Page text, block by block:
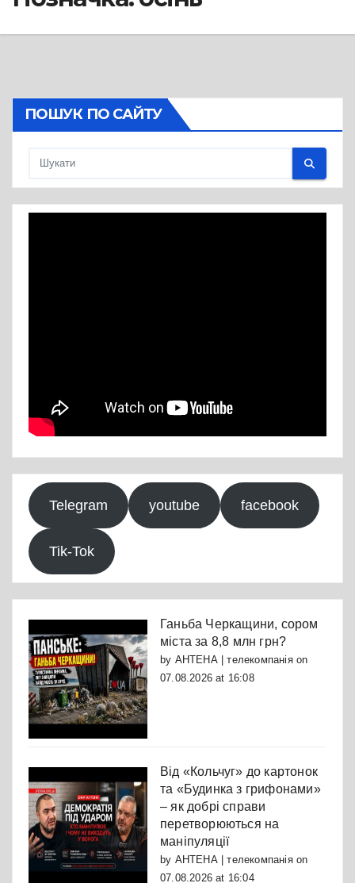
ПОШУК ПО САЙТУ
Telegram youtube facebook
Tik-Tok
Ганьба Черкащини, сором
міста за 8,8 млн грн?
by АНТЕНА | телекомпаніяon
07.08.2026 at 16:08
Від «Кольчуг» до картонок
та «Будинка з грифонами»
– як добрі справи
перетворюються на
маніпуляції
by АНТЕНА | телекомпаніяon
07.08.2026 at 16:04